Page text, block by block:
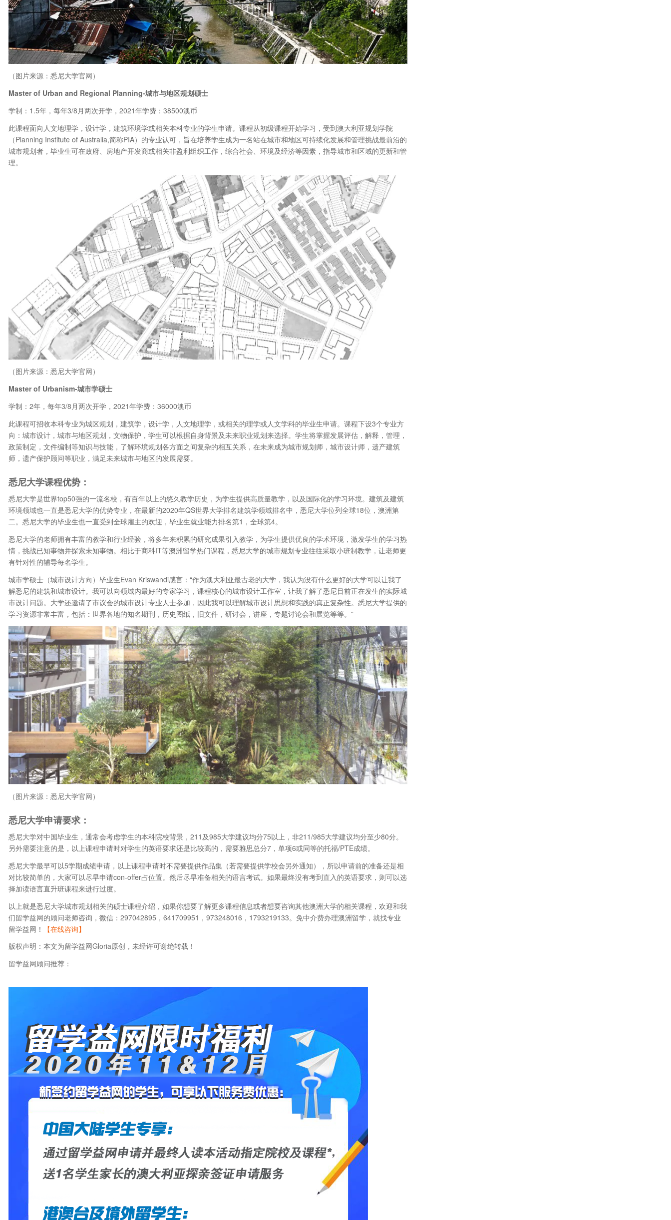
（图片来源：悉尼大学官网）
Master of Urban and Regional Planning-城市与地区规划硕士
学制：1.5年，每年3/8月两次开学，2021年学费：38500澳币
此课程面向人文地理学，设计学，建筑环境学或相关本科专业的学生申请。课程从初级课程开始学习，受到澳大利亚规划学院
（Planning Institute of Australia,简称PIA）的专业认可，旨在培养学生成为一名站在城市和地区可持续化发展和管理挑战最前沿的
城市规划者，毕业生可在政府、房地产开发商或相关非盈利组织工作，综合社会、环境及经济等因素，指导城市和区域的更新和管
理。
（图片来源：悉尼大学官网）
Master of Urbanism-城市学硕士
学制：2年，每年3/8月两次开学，2021年学费：36000澳币
此课程可招收本科专业为城区规划，建筑学，设计学，人文地理学，或相关的理学或人文学科的毕业生申请。课程下设3个专业方
向：城市设计，城市与地区规划，文物保护，学生可以根据自身背景及未来职业规划来选择。学生将掌握发展评估，解释，管理，
政策制定，文件编制等知识与技能，了解环境规划各方面之间复杂的相互关系，在未来成为城市规划师，城市设计师，遗产建筑
师，遗产保护顾问等职业，满足未来城市与地区的发展需要。
悉尼大学课程优势：
悉尼大学是世界top50强的一流名校，有百年以上的悠久教学历史，为学生提供高质量教学，以及国际化的学习环境。建筑及建筑
环境领域也一直是悉尼大学的优势专业，在最新的2020年QS世界大学排名建筑学领域排名中，悉尼大学位列全球18位，澳洲第
二。悉尼大学的毕业生也一直受到全球雇主的欢迎，毕业生就业能力排名第1，全球第4。
悉尼大学的老师拥有丰富的教学和行业经验，将多年来积累的研究成果引入教学，为学生提供优良的学术环境，激发学生的学习热
情，挑战已知事物并探索未知事物。相比于商科IT等澳洲留学热门课程，悉尼大学的城市规划专业往往采取小班制教学，让老师更
有针对性的辅导每名学生。
城市学硕士（城市设计方向）毕业生Evan Kriswandi感言：“作为澳大利亚最古老的大学，我认为没有什么更好的大学可以让我了
解悉尼的建筑和城市设计。我可以向领域内最好的专家学习，课程核心的城市设计工作室，让我了解了悉尼目前正在发生的实际城
市设计问题。大学还邀请了市议会的城市设计专业人士参加，因此我可以理解城市设计思想和实践的真正复杂性。悉尼大学提供的
学习资源非常丰富，包括：世界各地的知名期刊，历史图纸，旧文件，研讨会，讲座，专题讨论会和展览等等。”
（图片来源：悉尼大学官网）
悉尼大学申请要求：
悉尼大学对中国毕业生，通常会考虑学生的本科院校背景，211及985大学建议均分75以上，非211/985大学建议均分至少80分。
另外需要注意的是，以上课程申请时对学生的英语要求还是比较高的，需要雅思总分7，单项6或同等的托福/PTE成绩。
悉尼大学最早可以5学期成绩申请，以上课程申请时不需要提供作品集（若需要提供学校会另外通知），所以申请前的准备还是相
对比较简单的，大家可以尽早申请con-offer占位置。然后尽早准备相关的语言考试。如果最终没有考到直入的英语要求，则可以选
择加读语言直升班课程来进行过度。
以上就是悉尼大学城市规划相关的硕士课程介绍，如果你想要了解更多课程信息或者想要咨询其他澳洲大学的相关课程，欢迎和我
们留学益网的顾问老师咨询，微信：297042895，641709951，973248016，1793219133。免中介费办理澳洲留学，就找专业
留学益网！
【在线咨询】
版权声明：本文为留学益网Gloria原创，未经许可谢绝转载！
留学益网顾问推荐：